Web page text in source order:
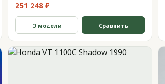
251 248 ₽
О модели Сравнить